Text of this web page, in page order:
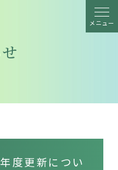
メニュー
度更新につい